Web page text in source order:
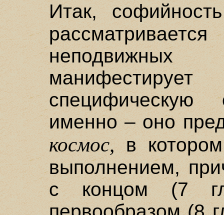
Итак,
именно – оно
космос,в
выполнением,
с концом (7